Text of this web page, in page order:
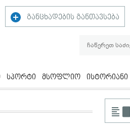
განცხადების განთავსება
სპორტი მსოფლიო ისტორიანი